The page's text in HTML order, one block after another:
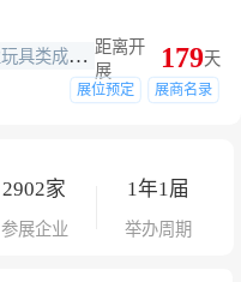
国际上展出规模最大、最知名的专业玩具类成交性展览会,世界三大玩具展之首 距离开
展
179天
展位预定 展商名录
2902家
参展企业
1年1届
举办周期